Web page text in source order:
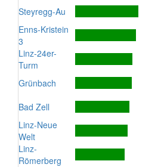
Steyregg-Au
Enns-Kristein
3
Linz-24er-
Turm
Grünbach
Bad Zell
Linz-Neue
Welt
Linz-
Römerberg